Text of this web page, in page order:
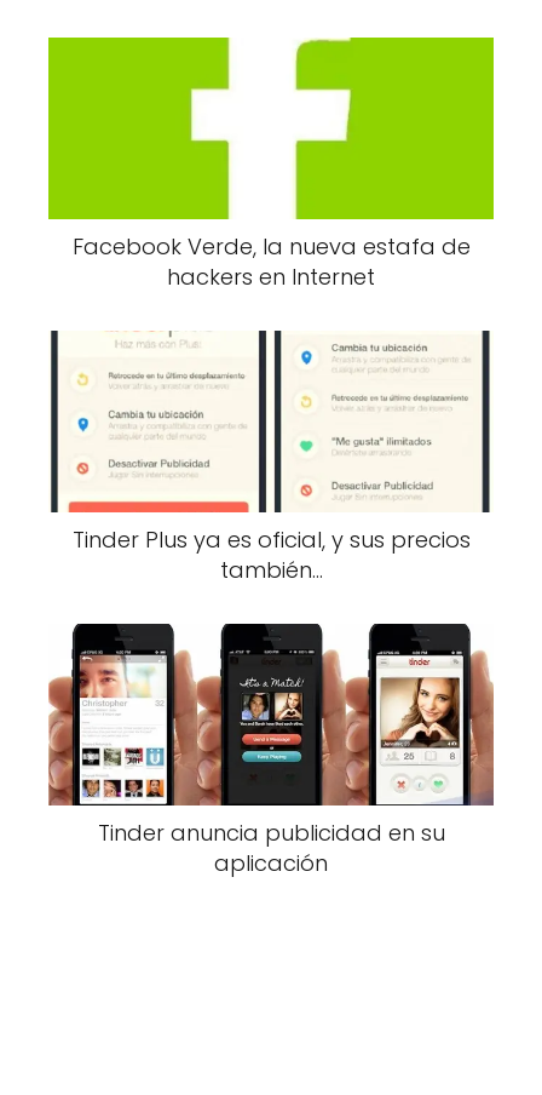
Facebook Verde, la nueva estafa de
hackers en Internet
Tinder Plus ya es oficial, y sus precios
también…
Tinder anuncia publicidad en su
aplicación